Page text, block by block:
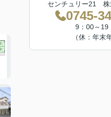
センチュリー21 株
0745-
9：00～19
（休：年末